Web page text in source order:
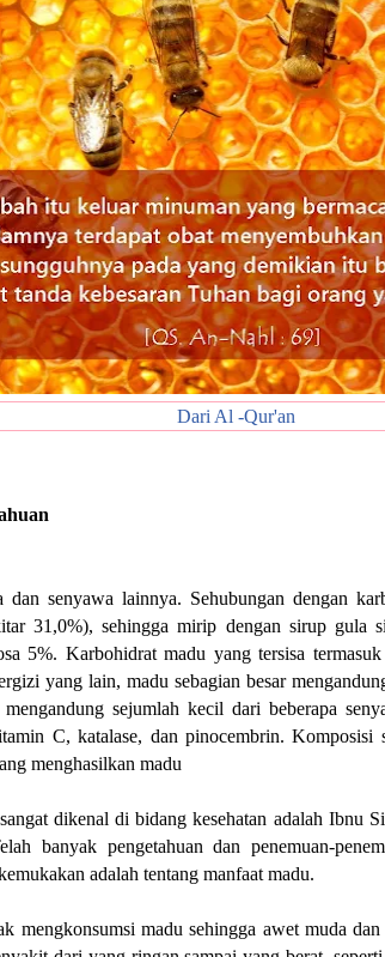
Dari Al -Qur'an
senyawa lainnya. Sehubungan dengan
31,0%), sehingga mirip dengan sirup gula
5%. Karbohidrat madu yang tersisa
yang lain, madu sebagian besar
sejumlah kecil dari beberapa
C, katalase, dan pinocembrin. Komposisi
menghasilkan madu
dikenal di bidang kesehatan adalah Ibnu
banyak pengetahuan dan penemuan-
adalah tentang manfaat madu.
mengkonsumsi madu sehingga awet muda